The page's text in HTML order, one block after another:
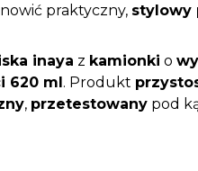
praktyczny, stylowy
inaya z kamionki o
620 ml. Produkt
, przetestowany pod